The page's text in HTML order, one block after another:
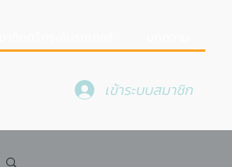
เข้าระบบสมาชิก